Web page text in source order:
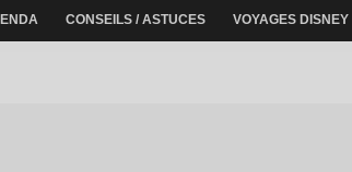
CONSEILS / ASTUCES VOYAGES DISNEY